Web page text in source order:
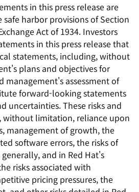
in this press release are
harbor provisions of Section
Act of 1934. Investors
in this press release that
statements, including, without
plans and objectives for
management's assessment of
forward-looking statements
uncertainties. These risks and
without limitation, reliance upon
management of growth, the
software errors, the risks of
and in Red Hat's
risks associated with
pricing pressures, the